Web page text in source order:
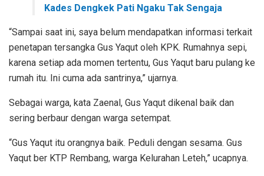
Kades Dengkek Pati Ngaku Tak Sengaja
“Sampai saat ini, saya belum mendapatkan informasi terkait
penetapan tersangka Gus Yaqut oleh KPK. Rumahnya sepi,
karena setiap ada momen tertentu, Gus Yaqut baru pulang ke
rumah itu. Ini cuma ada santrinya,” ujarnya.
Sebagai warga, kata Zaenal, Gus Yaqut dikenal baik dan
sering berbaur dengan warga setempat.
“Gus Yaqut itu orangnya baik. Peduli dengan sesama. Gus
Yaqut ber KTP Rembang, warga Kelurahan Leteh,” ucapnya.